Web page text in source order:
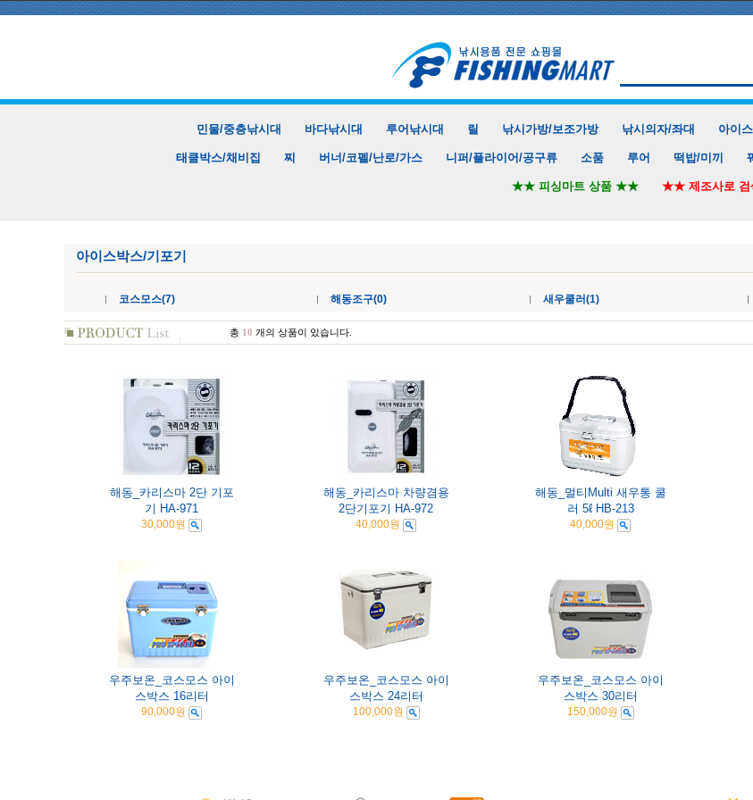
민물/중층낚시대 바다낚시대 루어낚시대 릴 낚시가방/보조가방 낚시의자/좌대 아이
태클박스/채비집 찌 버너/코펠/난로/가스 니퍼/플라이어/공구류 소품 루어 떡밥/미끼
★★ 피싱마트 상품 ★★ ★★ 제조사로
아이스박스/기포기
코스모스(7) 해동조구(0) 새우쿨러(1)
총 10 개의 상품이 있습니다.
해동_카리스마 2단 기포
기 HA-971
30,000원
해동_카리스마 차량겸용
2단기포기 HA-972
40,000원
해동_멀티Multi 새우통 쿨
러 5ℓ HB-213
40,000원
우주보온_코스모스 아이
스박스 16리터
90,000원
우주보온_코스모스 아이
스박스 24리터
100,000원
우주보온_코스모스 아이
스박스 30리터
150,000원